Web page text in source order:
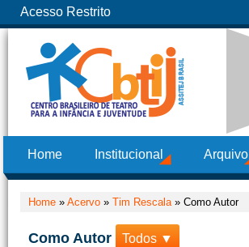
Acesso Restrito
Home Institucional Arquivo
Home » Acervo » Tim Rescala» Como Autor
Como Autor Todos ▼